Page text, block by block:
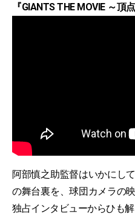
『GIANTS THE MOVIE ～頂
阿部慎之助監督はいかにし
の舞台裏を、球団カメラの
独占インタビューからひも解